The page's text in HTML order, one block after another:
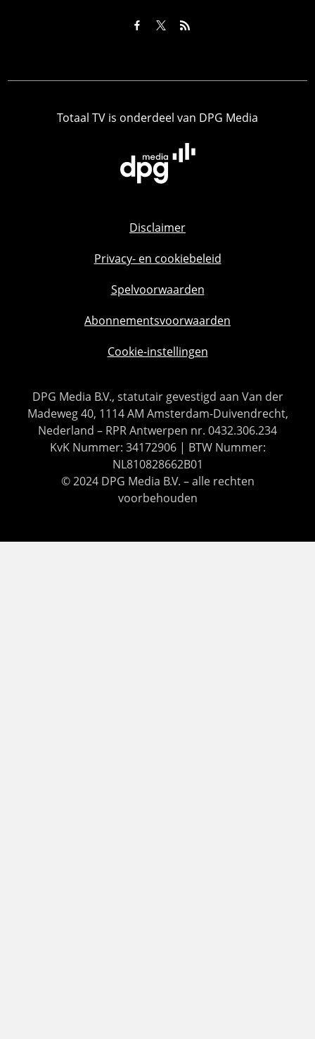
Totaal TV is onderdeel van DPG Media
Disclaimer
Privacy- en cookiebeleid
Spelvoorwaarden
Abonnementsvoorwaarden
Cookie-instellingen
DPG Media B.V., statutair gevestigd aan Van der
Madeweg 40, 1114 AM Amsterdam-Duivendrecht,
Nederland – RPR Antwerpen nr. 0432.306.234
KvK Nummer: 34172906 | BTW Nummer:
NL810828662B01
© 2024 DPG Media B.V. – alle rechten
voorbehouden